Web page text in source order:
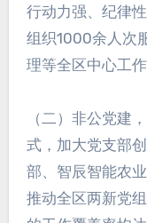
行动力强、纪律
组织1000余人次
理等全区中心工
（二）非公党建
式，加大党支部
部、智辰智能农
推动全区两新党